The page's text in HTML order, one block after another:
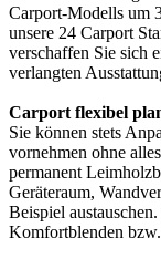
Carport-Modells um
unsere 24 Carport
verschaffen Sie sich
verlangten
Carport flexibel
Sie können stets
vornehmen ohne
permanent
Geräteraum,
Beispiel
Komfortblenden